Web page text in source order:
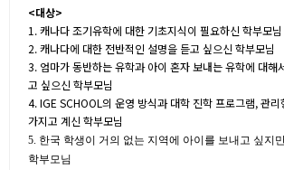
<대상>
1. 캐나다 조기유학에 대한 기초지식이 필요하신 학부모님
2. 캐나다에 대한 전반적인 설명을 듣고 싶으신 학부모님
3. 엄마가 동반하는 유학과 아이 혼자 보내는 유학에 대해
고 싶으신 학부모님
4. IGE SCHOOL의 운영 방식과 대학 진학 프로그램, 관
가지고 계신 학부모님
5. 한국 학생이 거의 없는 지역에 아이를 보내고 싶지
학부모님